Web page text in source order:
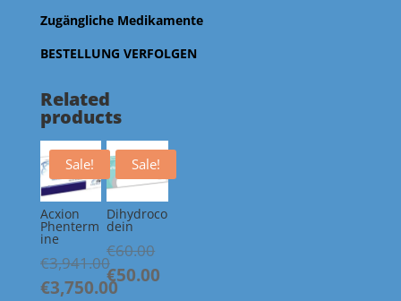
Zugängliche Medikamente
BESTELLUNG VERFOLGEN
Related
products
Sale!
Acxion
Phenterm
ine
€3,941.00
Original
€3,750.00
Sale!
Dihydroco
dein
€60.00Original
price
€50.00